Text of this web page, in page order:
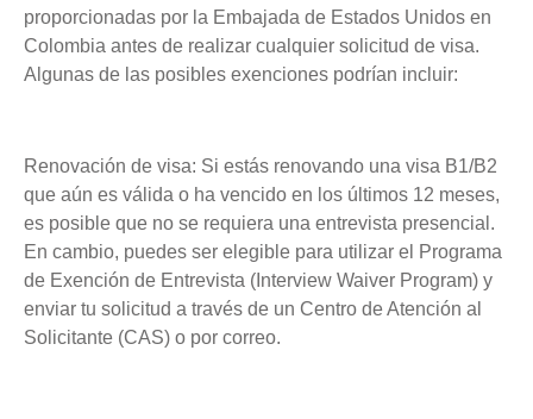
proporcionadas por la Embajada de Estados Unidos en
Colombia antes de realizar cualquier solicitud de visa.
Algunas de las posibles exenciones podrían incluir:
Renovación de visa: Si estás renovando una visa B1/B2
que aún es válida o ha vencido en los últimos 12 meses,
es posible que no se requiera una entrevista presencial.
En cambio, puedes ser elegible para utilizar el Programa
de Exención de Entrevista (Interview Waiver Program) y
enviar tu solicitud a través de un Centro de Atención al
Solicitante (CAS) o por correo.